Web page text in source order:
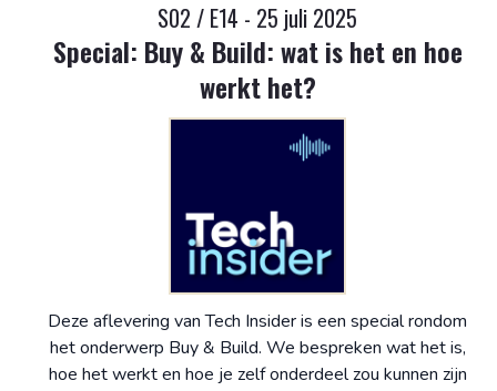
S02 / E14 - 25 juli 2025
Special: Buy & Build: wat is het en hoe
werkt het?
Deze aflevering van Tech Insider is een special rondom
het onderwerp Buy & Build. We bespreken wat het is,
hoe het werkt en hoe je zelf onderdeel zou kunnen zijn